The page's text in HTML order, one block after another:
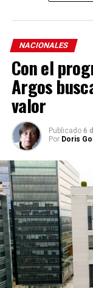
NACIONALES
Con el
Argos
valor
Publicado 6
Por Doris